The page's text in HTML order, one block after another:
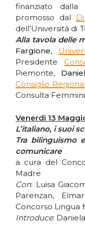
finanziato
promosso dal
dell’Università di
Alla tavola delle
Fargione,
Presidente
Piemonte,
Consiglio
Consulta
Venerdì 13
L’italiano, i suoi
Tra bilinguismo
comunicare
a cura del
Madre
Con: Luisa
Parenzan,
Concorso Lingua
Introduce: